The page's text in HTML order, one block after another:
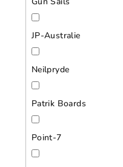
JP-Australie
Neilpryde
Patrik Boards
Point-7